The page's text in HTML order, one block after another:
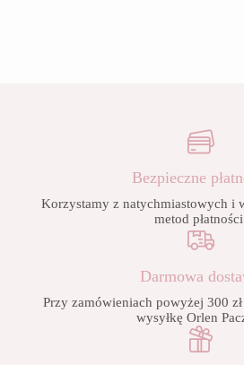
Bezpieczne
Korzystamy z natychmiastowych i
metod
Darmowa
Przy zamówieniach powyżej 300
wysyłkę Orlen